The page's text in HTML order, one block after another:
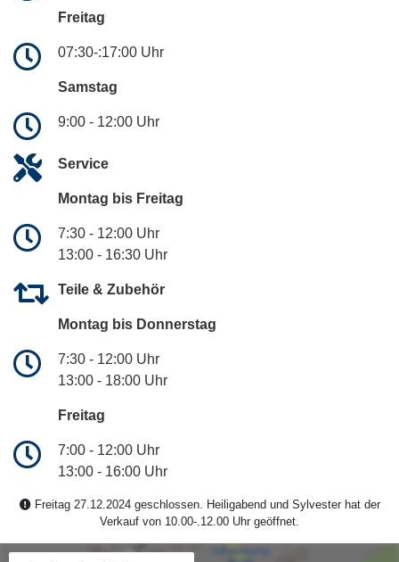
Freitag
07:30-:17:00 Uhr
Samstag
9:00 - 12:00 Uhr
Service
Montag bis Freitag
7:30 - 12:00 Uhr
13:00 - 16:30 Uhr
Teile & Zubehör
Montag bis Donnerstag
7:30 - 12:00 Uhr
13:00 - 18:00 Uhr
Freitag
7:00 - 12:00 Uhr
13:00 - 16:00 Uhr
Freitag 27.12.2024 geschlossen. Heiligabend und Sylvester hat der
Verkauf von 10.00-.12.00 Uhr geöffnet.